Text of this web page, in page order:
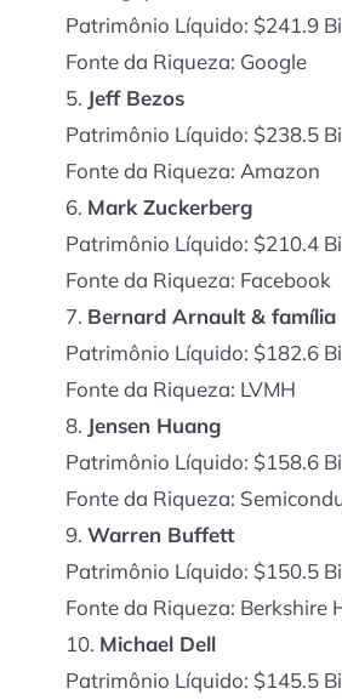
Patrimônio Líquido: $241.9
Fonte da Riqueza: Google
Jeff Bezos
Patrimônio Líquido: $238.5
Fonte da Riqueza: Amazon
Mark Zuckerberg
Patrimônio Líquido: $210.4
Fonte da Riqueza: Facebook
Bernard Arnault & família
Patrimônio Líquido: $182.6
Fonte da Riqueza: LVMH
Jensen Huang
Patrimônio Líquido: $158.6
Fonte da Riqueza:
Warren Buffett
Patrimônio Líquido: $150.5
Fonte da Riqueza: Berkshire
Michael Dell
Patrimônio Líquido: $145.5